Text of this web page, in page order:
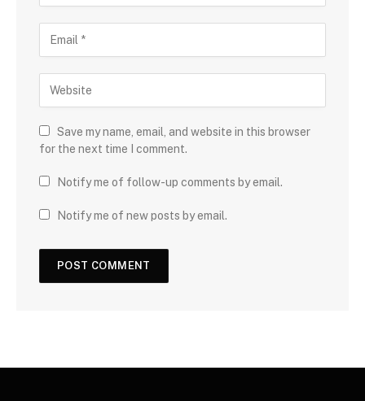
Save my name, email, and website in this browser
for the next time I comment.
Notify me of follow-up comments by email.
Notify me of new posts by email.